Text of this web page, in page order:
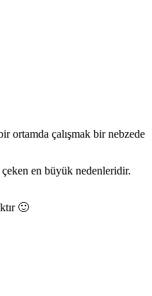
ortamda çalışmak bir nebzede
en büyük nedenleridir.
🙂